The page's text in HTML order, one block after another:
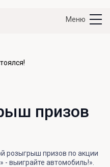
Меню
призов
розыгрыш призов по акции
- выиграйте автомобиль!».